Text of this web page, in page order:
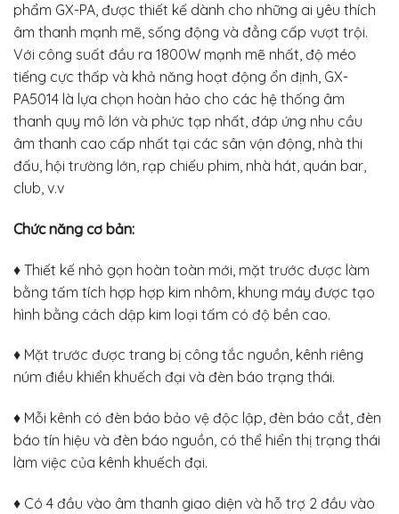
phẩm GX-PA, được thiết kế dành cho những ai yêu thích
âm thanh mạnh mẽ, sống động và đẳng cấp vượt trội.
Với công suất đầu ra 1800W mạnh mẽ nhất, độ méo
tiếng cực thấp và khả năng hoạt động ổn định, GX-
PA5014 là lựa chọn hoàn hảo cho các hệ thống âm
thanh quy mô lớn và phức tạp nhất, đáp ứng nhu cầu
âm thanh cao cấp nhất tại các sân vận động, nhà thi
đấu, hội trường lớn, rạp chiếu phim, nhà hát, quán bar,
club, v.v
Chức năng cơ bản:
♦ Thiết kế nhỏ gọn hoàn toàn mới, mặt trước được làm
bằng tấm tích hợp hợp kim nhôm, khung máy được tạo
hình bằng cách dập kim loại tấm có độ bền cao.
♦ Mặt trước được trang bị công tắc nguồn, kênh riêng
núm điều khiển khuếch đại và đèn báo trạng thái.
♦ Mỗi kênh có đèn báo bảo vệ độc lập, đèn báo cắt, đèn
báo tín hiệu và đèn báo nguồn, có thể hiển thị trạng thái
làm việc của kênh khuếch đại.
♦ Có 4 đầu vào âm thanh giao diện và hỗ trợ 2 đầu vào